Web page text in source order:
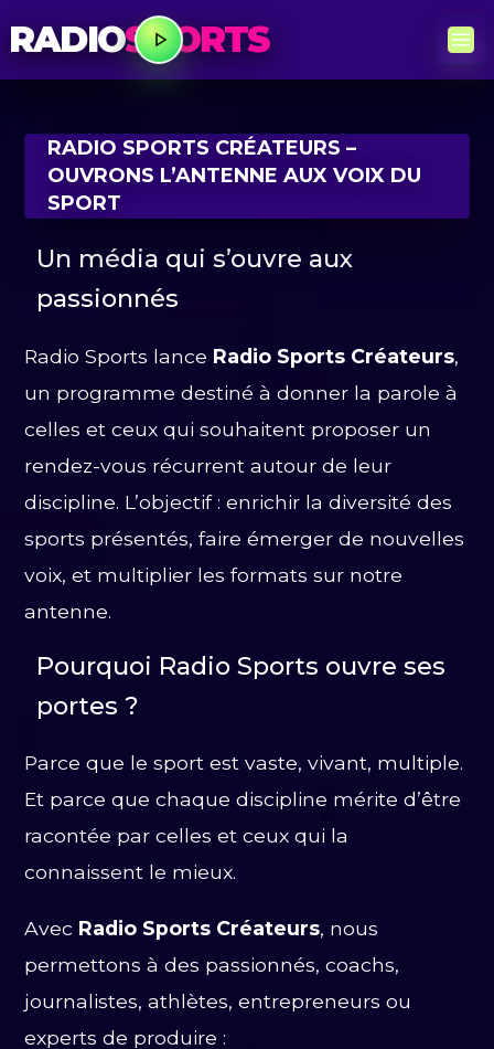
RADIOSPORTS
RADIO SPORTS CRÉATEURS –
OUVRONS L’ANTENNE AUX VOIX DU
SPORT
Un média qui s’ouvre aux
passionnés
Radio Sports lance Radio Sports Créateurs,
un programme destiné à donner la parole à
celles et ceux qui souhaitent proposer un
rendez-vous récurrent autour de leur
discipline. L’objectif : enrichir la diversité des
sports présentés, faire émerger de nouvelles
voix, et multiplier les formats sur notre
antenne.
Pourquoi Radio Sports ouvre ses
portes ?
Parce que le sport est vaste, vivant, multiple.
Et parce que chaque discipline mérite d’être
racontée par celles et ceux qui la
connaissent le mieux.
Avec Radio Sports Créateurs, nous
permettons à des passionnés, coachs,
journalistes, athlètes, entrepreneurs ou
experts de produire :